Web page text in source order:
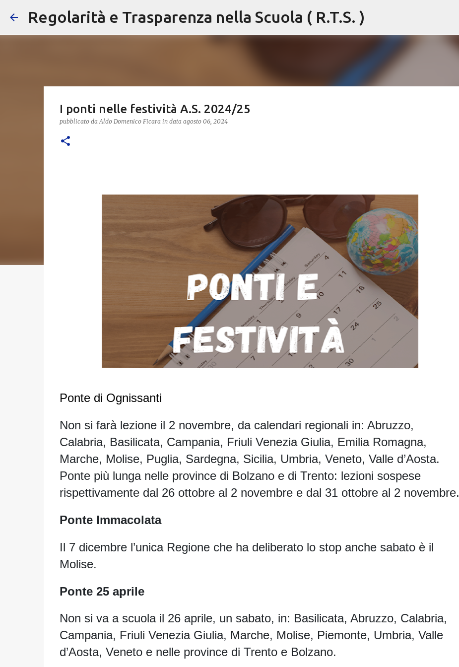
Passa ai contenuti principali
Regolarità e Trasparenza nella Scuola ( R.T.S. )
I ponti nelle festività A.S. 2024/25
pubblicato daAldo Domenico Ficara in data agosto 06, 2024
Ponte di Ognissanti
Non si farà lezione il 2 novembre, da calendari regionali in: Abruzzo,
Calabria, Basilicata, Campania, Friuli Venezia Giulia, Emilia Romagna,
Marche, Molise, Puglia, Sardegna, Sicilia, Umbria, Veneto, Valle d’Aosta.
Ponte più lunga nelle province di Bolzano e di Trento: lezioni sospese
rispettivamente dal 26 ottobre al 2 novembre e dal 31 ottobre al 2 novembre.
Ponte Immacolata
Il 7 dicembre l’unica Regione che ha deliberato lo stop anche sabato è il
Molise.
Ponte 25 aprile
Non si va a scuola il 26 aprile, un sabato, in: Basilicata, Abruzzo, Calabria,
Campania, Friuli Venezia Giulia, Marche, Molise, Piemonte, Umbria, Valle
d’Aosta, Veneto e nelle province di Trento e Bolzano.